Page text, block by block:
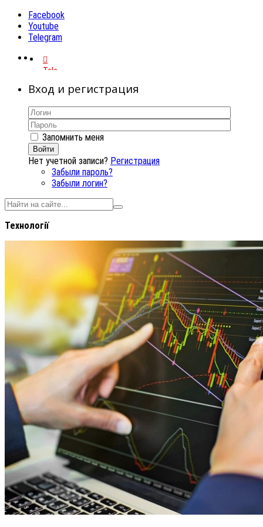
Facebook
Youtube
Telegram
Telegram
Вход и регистрация
Запомнить меня
Войти
Нет учетной записи? Регистрация
Забыли пароль?
Забыли логин?
Технології